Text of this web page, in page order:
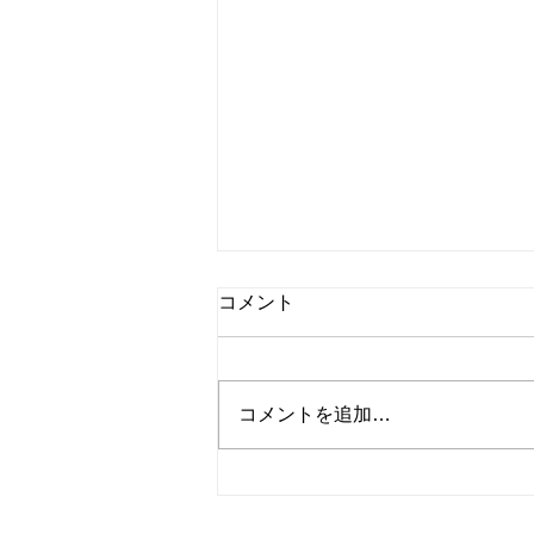
物置屋根の塗装
コメント
コメントを追加…